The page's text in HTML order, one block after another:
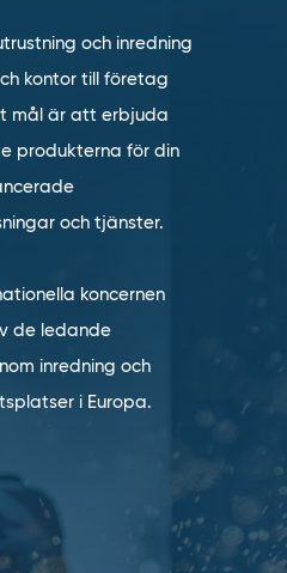
och inredning
kontor till företag
mål är att erbjuda
produkterna för din
och tjänster.
koncernen
de ledande
inredning och
i Europa.